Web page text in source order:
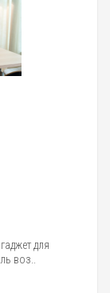
для
воз..